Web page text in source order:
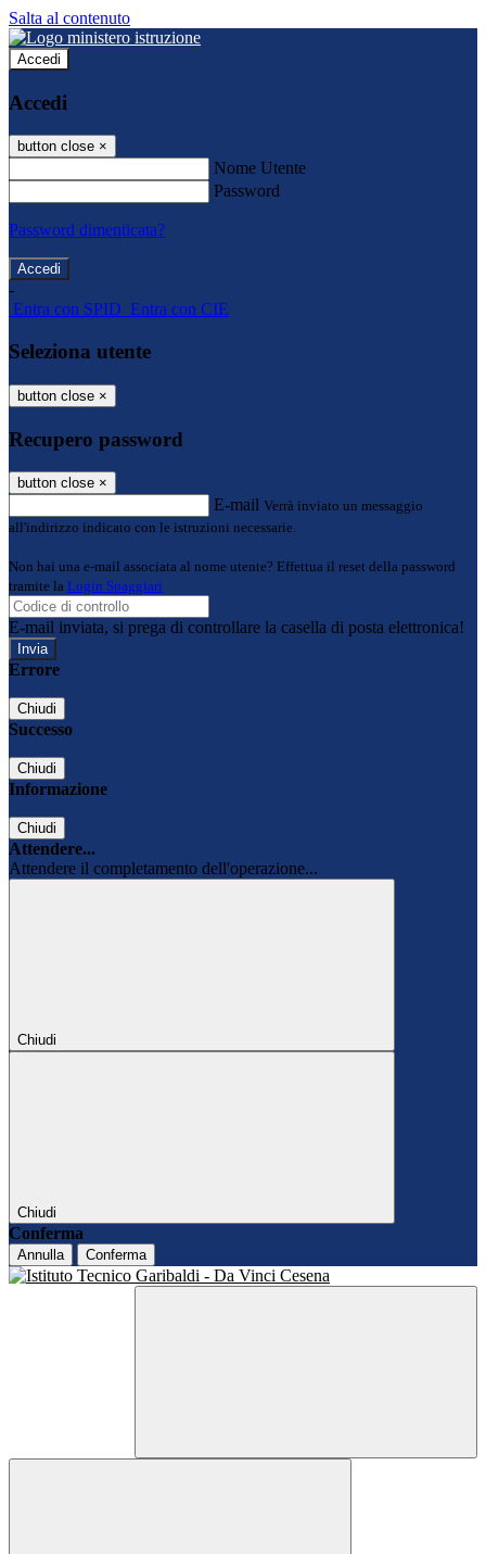
Salta al contenuto
Accedi
Accedi
button close ×
Nome Utente
Password
Password dimenticata?
-
Entra con SPID Entra con CIE
Seleziona utente
button close ×
Recupero password
button close ×
E-mail Verrà inviato un messaggio
all'indirizzo indicato con le istruzioni necessarie.
Non hai una e-mail associata al nome utente? Effettua il reset della password
tramite la Login Spaggiari
E-mail inviata, si prega di controllare la casella di posta elettronica!
Errore
Chiudi
Successo
Chiudi
Informazione
Chiudi
Attendere...
Attendere il completamento dell'operazione...
Chiudi
Chiudi
Conferma
Annulla Conferma